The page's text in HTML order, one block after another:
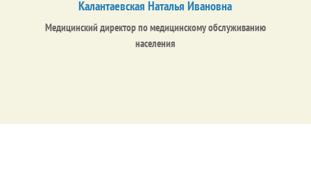
Калантаевская Наталья Ивановна
Медицинский директор по медицинскому обслуживанию
населения